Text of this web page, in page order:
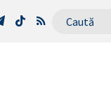
Telegram
TikTokRSS